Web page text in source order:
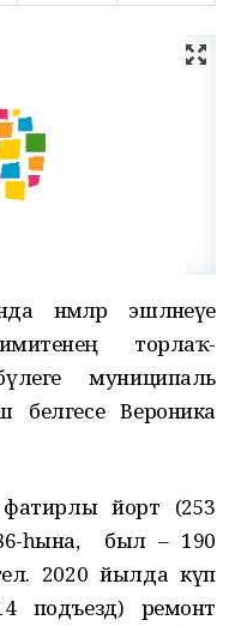
нәмәләр эшләнеүе
торлаҡ-
муниципаль
белгесе Вероника
йорт (253
һына, ә был – 190
2020 йылда күп
подъезд) ремонт